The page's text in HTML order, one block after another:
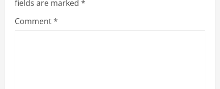
i
g
fields are marked *
Comment*